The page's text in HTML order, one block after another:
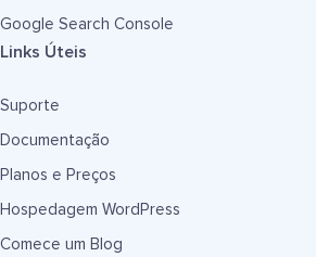
Google Search Console
Links Úteis
Suporte
Documentação
Planos e Preços
Hospedagem WordPress
Comece um Blog